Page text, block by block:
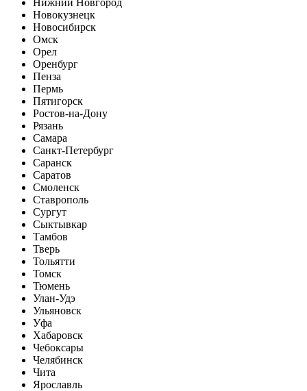
Новокузнецк
Новосибирск
Омск
Орел
Оренбург
Пенза
Пермь
Пятигорск
Ростов-на-Дону
Рязань
Самара
Санкт-Петербург
Саранск
Саратов
Смоленск
Ставрополь
Сургут
Сыктывкар
Тамбов
Тверь
Тольятти
Томск
Тюмень
Улан-Удэ
Ульяновск
Уфа
Хабаровск
Чебоксары
Челябинск
Чита
Ярославль